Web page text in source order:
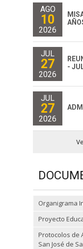
AGO
10
2026
JUL
27
2026
-
JUL
27
2026
Organigrama
Proyecto
Protocolos de
San José de